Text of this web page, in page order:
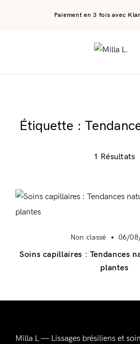
Paiement en 3 fois avec
Étiquette :
1 Résultats
Non classé 06/
Soins capillaires : Tendances
plantes
Milla L — Lissages brésiliens et